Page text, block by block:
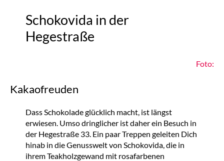
Schokovida in der
Hegestraße
Foto:
Kakaofreuden
Dass Schokolade glücklich macht, ist längst
erwiesen. Umso dringlicher ist daher ein Besuch in
der Hegestraße 33. Ein paar Treppen geleiten Dich
hinab in die Genusswelt von Schokovida, die in
ihrem Teakholzgewand mit rosafarbenen